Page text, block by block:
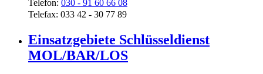
Telefon: 030 - 91 60 66 08
Telefax: 033 42 - 30 77 89
Einsatzgebiete Schlüsseldienst
MOL/BAR/LOS